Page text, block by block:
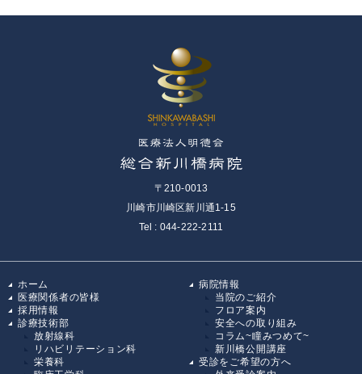
〒210-0013
川崎市川崎区新川通1-15
Tel : 044-222-2111
ホーム
医療関係者の皆様
採用情報
診療技術部
放射線科
リハビリテーション科
栄養科
病院情報
当院のご紹介
フロア案内
安全への取り組み
コラム~瞳みつめて~
新川橋公開講座
受診をご希望の方へ